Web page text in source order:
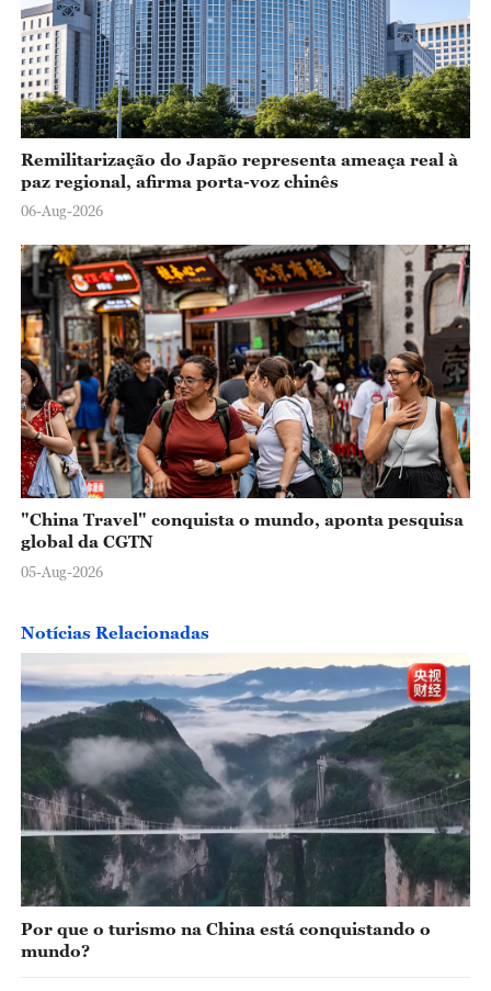
Remilitarização do Japão representa ameaça real à
paz regional, afirma porta-voz chinês
06-Aug-2026
"China Travel" conquista o mundo, aponta pesquisa
global da CGTN
05-Aug-2026
Notícias Relacionadas
Por que o turismo na China está conquistando o
mundo?